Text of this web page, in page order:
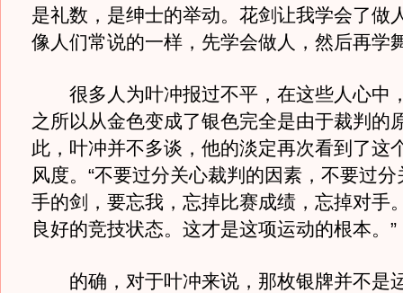
是礼数，是绅士的举动。花剑让我学会了做
像人们常说的一样，先学会做人，然后再学
很多人为叶冲报过不平，在这些人心中
之所以从金色变成了银色完全是由于裁判的
此，叶冲并不多谈，他的淡定再次看到了这
风度。“不要过分关心裁判的因素，不要过
手的剑，要忘我，忘掉比赛成绩，忘掉对手
良好的竞技状态。这才是这项运动的根本。”
的确，对于叶冲来说，那枚银牌并不是